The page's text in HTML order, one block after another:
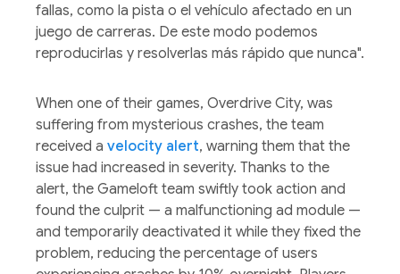
fallas, como la pista o el vehículo afectado en un
juego de carreras. De este modo podemos
reproducirlas y resolverlas más rápido que nunca".
When one of their games, Overdrive City, was
suffering from mysterious crashes, the team
received a velocity alert, warning them that the
issue had increased in severity. Thanks to the
alert, the Gameloft team swiftly took action and
found the culprit — a malfunctioning ad module —
and temporarily deactivated it while they fixed the
problem, reducing the percentage of users